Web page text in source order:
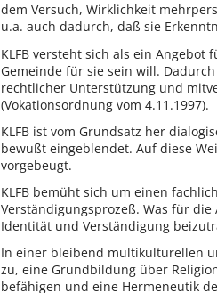
dem Versuch, Wirklichkeit
u.a. auch dadurch, daß sie
KLFB versteht sich als ein
Gemeinde für sie sein will.
rechtlicher Unterstützung und
(Vokationsordnung vom 4.11.1997).
KLFB ist vom Grundsatz her
bewußt eingeblendet. Auf diese
vorgebeugt.
KLFB bemüht sich um einen
Verständigungsprozeß. Was für
Identität und Verständigung
In einer bleibend multikulturellen
zu, eine Grundbildung über
befähigen und eine Hermeneutik